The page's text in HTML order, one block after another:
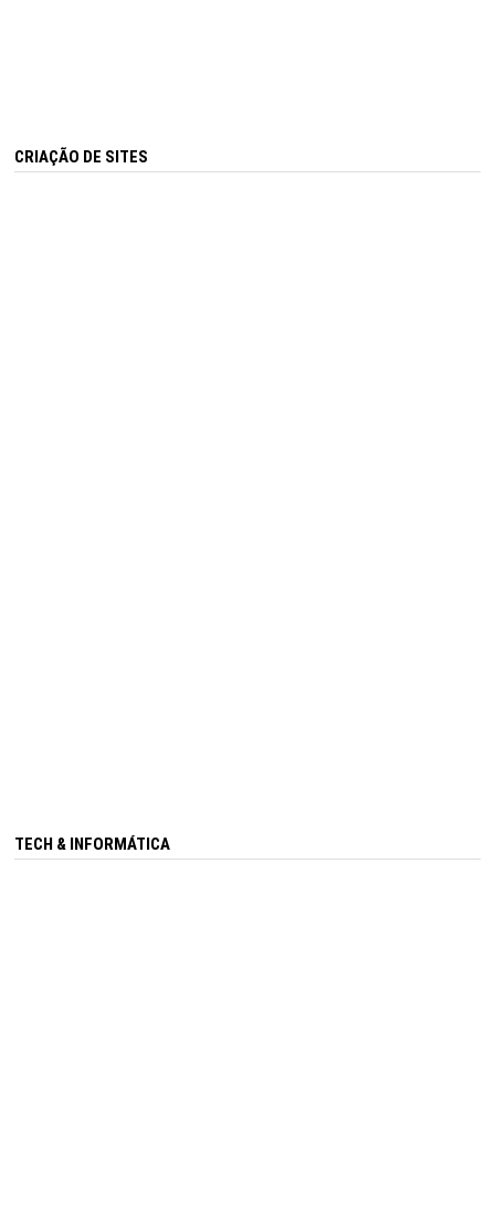
CRIAÇÃO DE SITES
TECH & INFORMÁTICA